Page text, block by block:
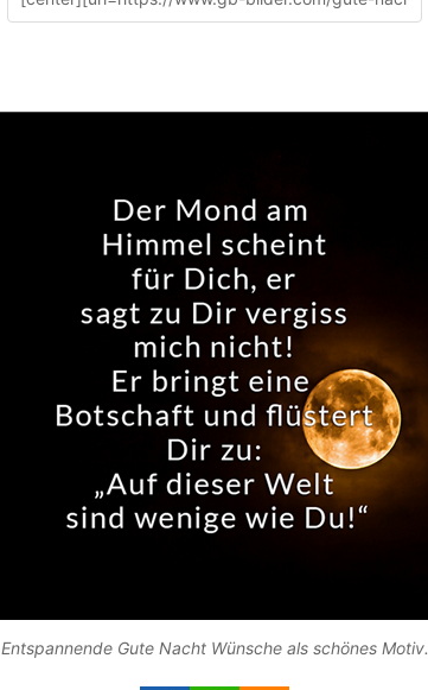
Entspannende Gute Nacht Wünsche als schönes Motiv.